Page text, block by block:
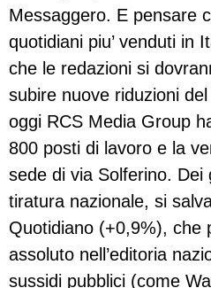
Messaggero. E pensare
quotidiani piu’ venduti in
che le redazioni si
subire nuove riduzioni
oggi RCS Media Group
800 posti di lavoro e la
sede di via Solferino. Dei
tiratura nazionale, si
Quotidiano (+0,9%), che
assoluto nell’editoria
sussidi pubblici (come